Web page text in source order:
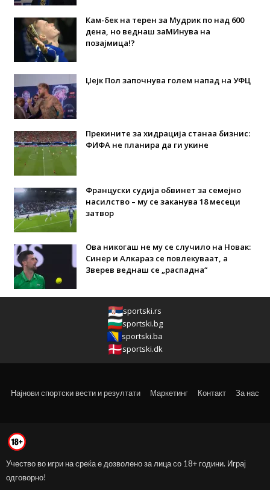
Кам-бек на терен за Мудрик по над 600
дена, но веднаш заМИнува на
позајмица!?
Џејк Пол започнува голем напад на УФЦ
Прекините за хидрација станаа бизнис:
ФИФА не планира да ги укине
Француски судија обвинет за семејно
насилство – му се заканува 18 месеци
затвор
Ова никогаш не му се случило на Новак:
Синер и Алкараз се повлекуваат, а
Зверев веднаш се „распадна“
sportski.rs
sportski.bg
sportski.ba
sportski.dk
Најнови спортски вести и резултати Маркетинг Контакт За нас
Учество во игри на среќа е дозволено за лица со 18+ години. Играј
одговорно!